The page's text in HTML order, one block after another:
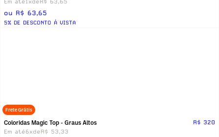
Em até1xde R$ 63,65
ou R$ 63,65
5% DE DESCONTO Á VISTA
Frete Grátis
Coloridas Magic Top - Graus Altos
R$ 320
Em até6xdeR$ 53,33